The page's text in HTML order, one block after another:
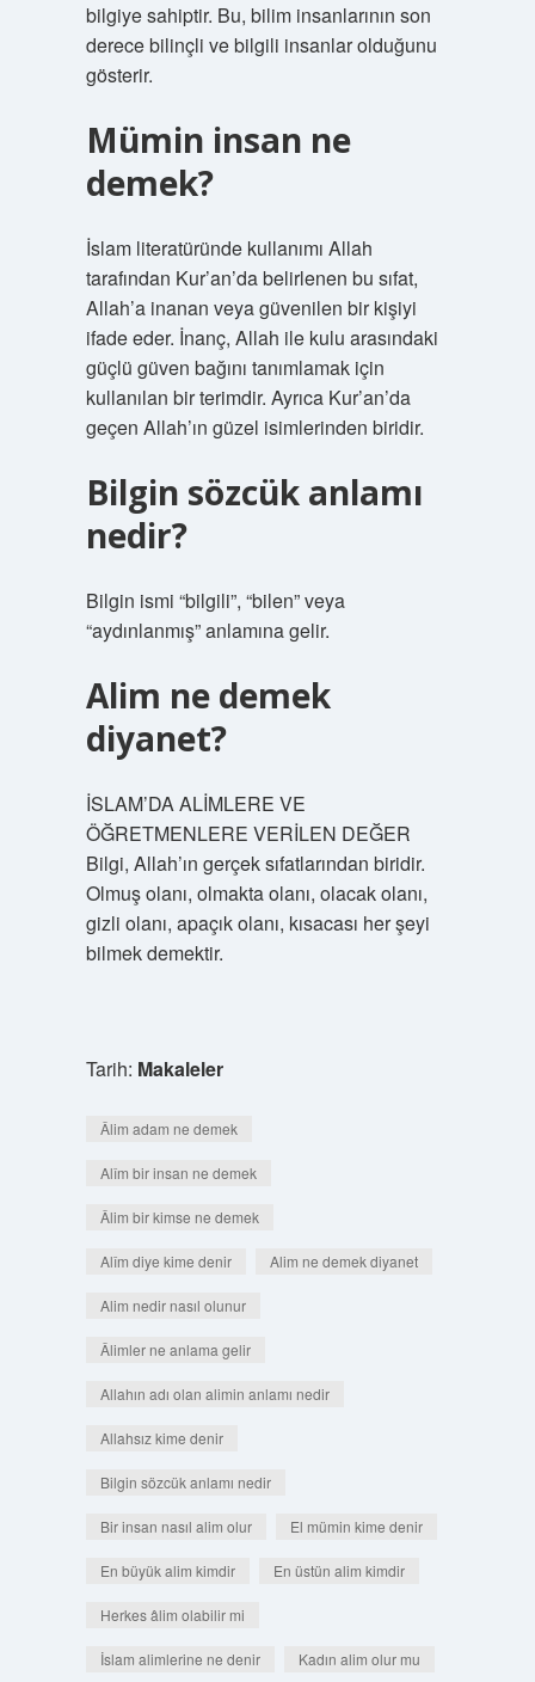
bilgiye sahiptir. Bu, bilim insanlarının son
derece bilinçli ve bilgili insanlar olduğunu
gösterir.
Mümin insan ne
demek?
İslam literatüründe kullanımı Allah
tarafından Kur’an’da belirlenen bu sıfat,
Allah’a inanan veya güvenilen bir kişiyi
ifade eder. İnanç, Allah ile kulu arasındaki
güçlü güven bağını tanımlamak için
kullanılan bir terimdir. Ayrıca Kur’an’da
geçen Allah’ın güzel isimlerinden biridir.
Bilgin sözcük anlamı
nedir?
Bilgin ismi “bilgili”, “bilen” veya
“aydınlanmış” anlamına gelir.
Alim ne demek
diyanet?
İSLAM’DA ALİMLERE VE
ÖĞRETMENLERE VERİLEN DEĞER
Bilgi, Allah’ın gerçek sıfatlarından biridir.
Olmuş olanı, olmakta olanı, olacak olanı,
gizli olanı, apaçık olanı, kısacası her şeyi
bilmek demektir.
Tarih: Makaleler
Âlim adam ne demek
Alîm bir insan ne demek
Âlim bir kimse ne demek
Alîm diye kime denir Alim ne demek diyanet
Alim nedir nasıl olunur
Âlimler ne anlama gelir
Allahın adı olan alimin anlamı nedir
Allahsız kime denir
Bilgin sözcük anlamı nedir
Bir insan nasıl alim olur El mümin kime denir
En büyük alim kimdir En üstün alim kimdir
Herkes âlim olabilir mi
İslam alimlerine ne denir Kadın alim olur mu